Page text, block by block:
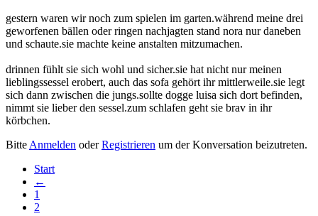
gestern waren wir noch zum spielen im garten.während meine drei
geworfenen bällen oder ringen nachjagten stand nora nur daneben
und schaute.sie machte keine anstalten mitzumachen.
drinnen fühlt sie sich wohl und sicher.sie hat nicht nur meinen
lieblingssessel erobert, auch das sofa gehört ihr mittlerweile.sie legt
sich dann zwischen die jungs.sollte dogge luisa sich dort befinden,
nimmt sie lieber den sessel.zum schlafen geht sie brav in ihr
körbchen.
Bitte Anmelden oderRegistrieren um der Konversation beizutreten.
Start
←
1
2